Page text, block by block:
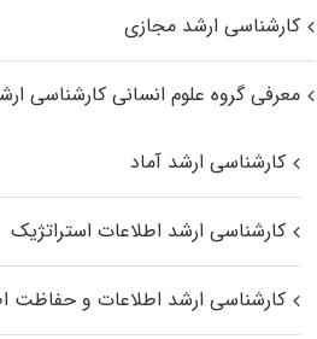
کارشناسی ارشد مجازی
معرفی گروه علوم انسانی کارشناسی
کارشناسی ارشد آماد
کارشناسی ارشد اطلاعات استراتژیک
کارشناسی ارشد اطلاعات و حفاظت